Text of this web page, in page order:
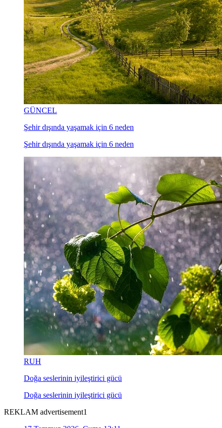
GÜNCEL
Şehir dışında yaşamak için 6 neden
Şehir dışında yaşamak için 6 neden
RUH
Doğa seslerinin iyileştirici gücü
Doğa seslerinin iyileştirici gücü
REKLAM advertisement1